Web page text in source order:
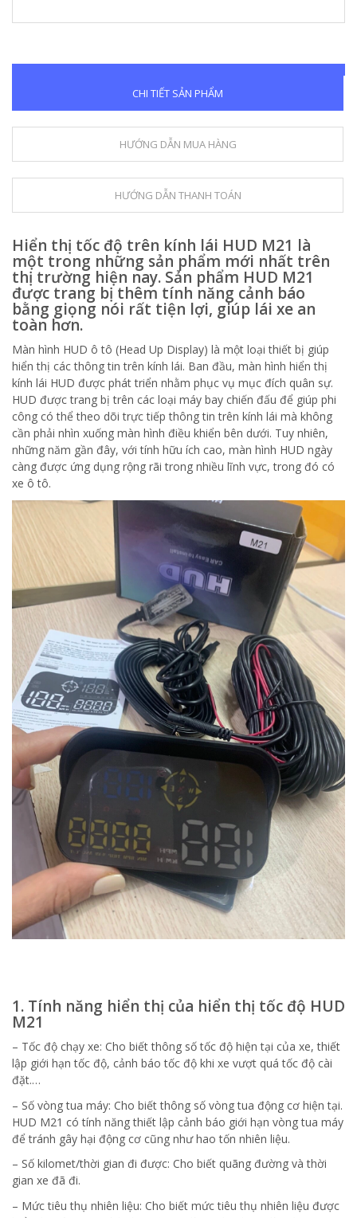
CHI TIẾT SẢN PHẨM
HƯỚNG DẪN MUA HÀNG
HƯỚNG DẪN THANH TOÁN
Hiển thị tốc độ trên kính lái HUD M21 là
một trong những sản phẩm mới nhất trên
thị trường hiện nay. Sản phẩm HUD M21
được trang bị thêm tính năng cảnh báo
bằng giọng nói rất tiện lợi, giúp lái xe an
toàn hơn.
Màn hình HUD ô tô (Head Up Display) là một loại thiết bị giúp
hiển thị các thông tin trên kính lái. Ban đầu, màn hình hiển thị
kính lái HUD được phát triển nhằm phục vụ mục đích quân sự.
HUD được trang bị trên các loại máy bay chiến đấu để giúp phi
công có thể theo dõi trực tiếp thông tin trên kính lái mà không
cần phải nhìn xuống màn hình điều khiển bên dưới. Tuy nhiên,
những năm gần đây, với tính hữu ích cao, màn hình HUD ngày
càng được ứng dụng rộng rãi trong nhiều lĩnh vực, trong đó có
xe ô tô.
1. Tính năng hiển thị của hiển thị tốc độ HUD
M21
– Tốc độ chạy xe: Cho biết thông số tốc độ hiện tại của xe, thiết
lập giới hạn tốc độ, cảnh báo tốc độ khi xe vượt quá tốc độ cài
đặt.…
– Số vòng tua máy: Cho biết thông số vòng tua động cơ hiện tại.
HUD M21 có tính năng thiết lập cảnh báo giới hạn vòng tua máy
để tránh gây hại động cơ cũng như hao tốn nhiên liệu.
– Số kilomet/thời gian đi được: Cho biết quãng đường và thời
gian xe đã đi.
– Mức tiêu thụ nhiên liệu: Cho biết mức tiêu thụ nhiên liệu được